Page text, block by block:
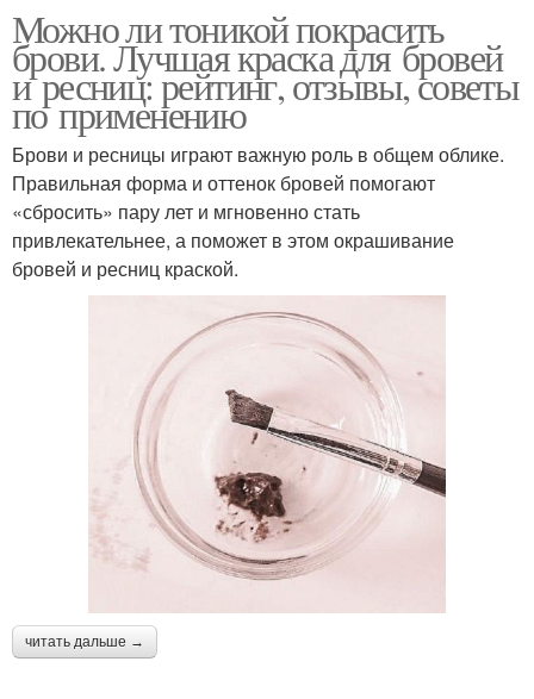
Можно ли тоникой покрасить
брови. Лучшая краска для бровей
и ресниц: рейтинг, отзывы, советы
по применению
Брови и ресницы играют важную роль в общем облике.
Правильная форма и оттенок бровей помогают
«сбросить» пару лет и мгновенно стать
привлекательнее, а поможет в этом окрашивание
бровей и ресниц краской.
читать дальше →